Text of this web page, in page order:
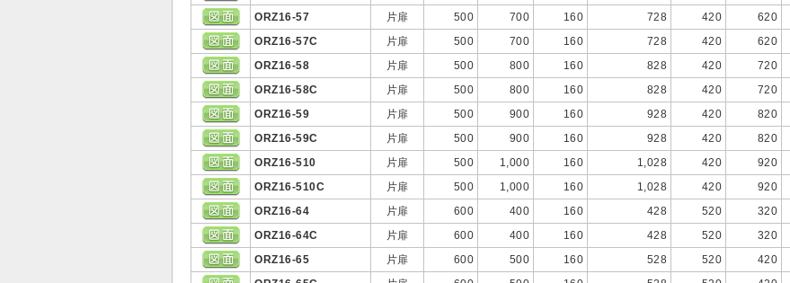
ORZ16-57
片扉 500 700 160 728 420 620
ORZ16-57C
片扉 500 700 160 728 420 620
ORZ16-58
片扉 500 800 160 828 420 720
ORZ16-58C
片扉 500 800 160 828 420 720
ORZ16-59
片扉 500 900 160 928 420 820
ORZ16-59C
片扉 500 900 160 928 420 820
ORZ16-510
片扉 500 1,000 160 1,028 420 920
ORZ16-510C
片扉 500 1,000 160 1,028 420 920
ORZ16-64
片扉 600 400 160 428 520 320
ORZ16-64C
片扉 600 400 160 428 520 320
ORZ16-65
片扉 600 500 160 528 520 420